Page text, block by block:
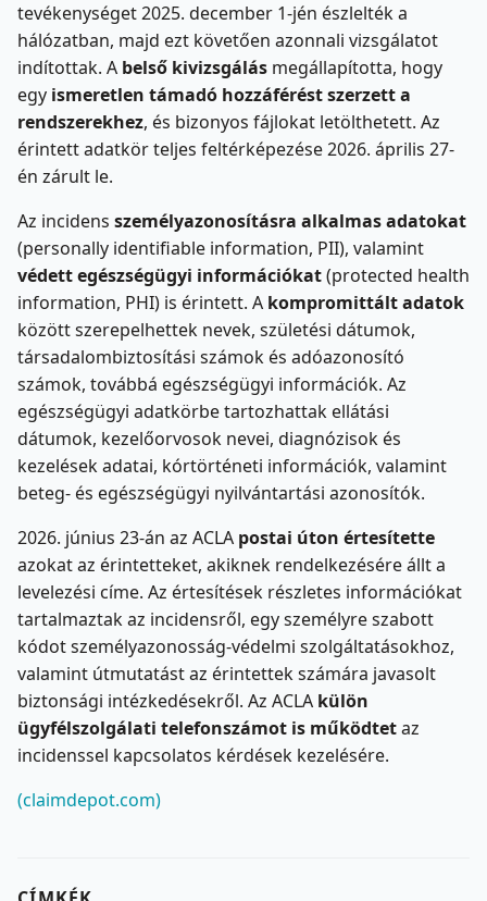
tevékenységet 2025. december 1-jén észlelték a
hálózatban, majd ezt követően azonnali vizsgálatot
indítottak. A belső kivizsgálás megállapította, hogy
egy ismeretlen támadó hozzáférést szerzett a
rendszerekhez, és bizonyos fájlokat letölthetett. Az
érintett adatkör teljes feltérképezése 2026. április 27-
én zárult le.
Az incidens személyazonosításra alkalmas adatokat
(personally identifiable information, PII), valamint
védett egészségügyi információkat(protected health
information, PHI) is érintett. A kompromittált adatok
között szerepelhettek nevek, születési dátumok,
társadalombiztosítási számok és adóazonosító
számok, továbbá egészségügyi információk. Az
egészségügyi adatkörbe tartozhattak ellátási
dátumok, kezelőorvosok nevei, diagnózisok és
kezelések adatai, kórtörténeti információk, valamint
beteg- és egészségügyi nyilvántartási azonosítók.
2026. június 23-án az ACLA postai úton értesítette
azokat az érintetteket, akiknek rendelkezésére állt a
levelezési címe. Az értesítések részletes információkat
tartalmaztak az incidensről, egy személyre szabott
kódot személyazonosság-védelmi szolgáltatásokhoz,
valamint útmutatást az érintettek számára javasolt
biztonsági intézkedésekről. Az ACLA külön
ügyfélszolgálati telefonszámot is működtetaz
incidenssel kapcsolatos kérdések kezelésére.
(claimdepot.com)